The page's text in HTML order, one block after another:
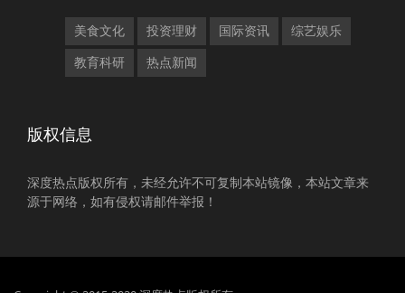
美食文化 投资理财 国际资讯 综艺娱乐
教育科研 热点新闻
版权信息
深度热点版权所有，未经允许不可复制本站镜像，本站文章来
源于网络，如有侵权请邮件举报！